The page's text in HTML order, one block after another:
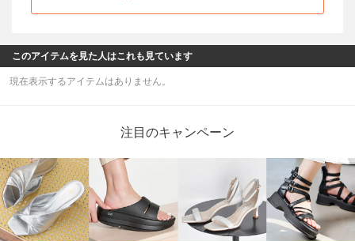
このアイテムを見た人はこれも見ています
現在表示するアイテムはありません。
注目のキャンペーン